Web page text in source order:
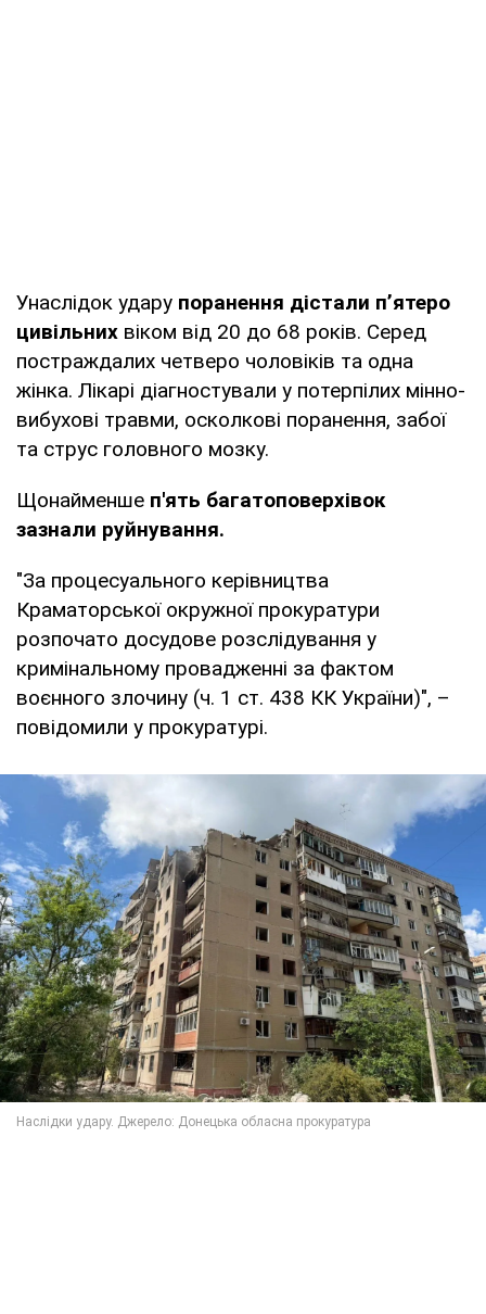
Унаслідок удару поранення дістали п’ятеро
цивільних віком від 20 до 68 років. Серед
постраждалих четверо чоловіків та одна
жінка. Лікарі діагностували у потерпілих мінно-
вибухові травми, осколкові поранення, забої
та струс головного мозку.
Щонайменше п'ять багатоповерхівок
зазнали руйнування.
"За процесуального керівництва
Краматорської окружної прокуратури
розпочато досудове розслідування у
кримінальному провадженні за фактом
воєнного злочину (ч. 1 ст. 438 КК України)", –
повідомили у прокуратурі.